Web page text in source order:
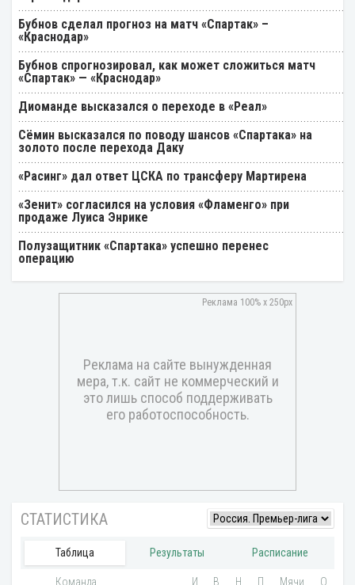
Бубнов сделал прогноз на матч «Спартак» –
«Краснодар»
Бубнов спрогнозировал, как может сложиться матч
«Спартак» — «Краснодар»
Диоманде высказался о переходе в «Реал»
Cёмин высказался по поводу шансов «Спартака» на
золото после перехода Даку
«Расинг» дал ответ ЦСКА по трансферу Мартирена
«Зенит» согласился на условия «Фламенго» при
продаже Луиса Энрике
Полузащитник «Спартака» успешно перенес
операцию